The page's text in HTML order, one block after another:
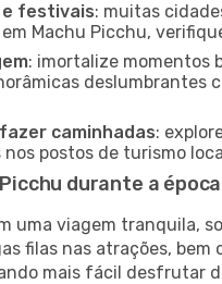
festivais: muitas
Machu Picchu,
: imortalize momentos
deslumbrantes
caminhadas:
postos de turismo
durante a
uma viagem tranquila,
filas nas atrações,
mais fácil desfrutar